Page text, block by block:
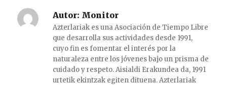
Autor: Monitor
Azterlariak es una Asociación de Tiempo Libre
que desarrolla sus actividades desde 1991,
cuyo fin es fomentar el interés por la
naturaleza entre los jóvenes bajo un prisma de
cuidado y respeto. Aisialdi Erakundea da, 1991
urtetik ekintzak egiten dituena. Azterlariak